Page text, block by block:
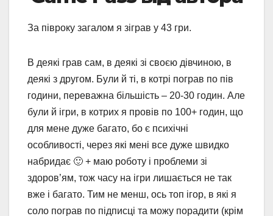
За півроку загалом я зіграв у 43 гри.
В деякі грав сам, в деякі зі своєю дівчиною, в
деякі з другом. Були й ті, в котрі пограв по пів
години, переважна більшість – 20-30 годин. Але
були й ігри, в котрих я провів по 100+ годин, що
для мене дуже багато, бо є психічні
особливості, через які мені все дуже швидко
набридає 🙂 + маю роботу і проблеми зі
здоров’ям, тож часу на ігри лишається не так
вже і багато. Тим не менш, ось топ ігор, в які я
соло пограв по підписці та можу порадити (крім